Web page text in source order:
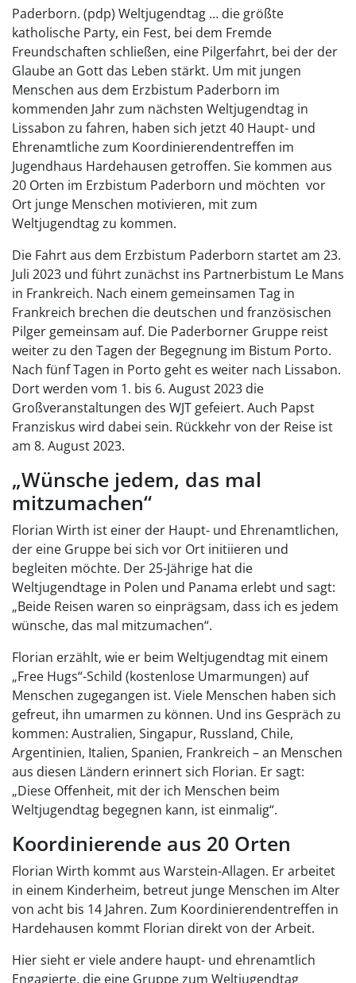
Paderborn. (pdp) Weltjugendtag … die größte
katholische Party, ein Fest, bei dem Fremde
Freundschaften schließen, eine Pilgerfahrt, bei der der
Glaube an Gott das Leben stärkt. Um mit jungen
Menschen aus dem Erzbistum Paderborn im
kommenden Jahr zum nächsten Weltjugendtag in
Lissabon zu fahren, haben sich jetzt 40 Haupt- und
Ehrenamtliche zum Koordinierendentreffen im
Jugendhaus Hardehausen getroffen. Sie kommen aus
20 Orten im Erzbistum Paderborn und möchten vor
Ort junge Menschen motivieren, mit zum
Weltjugendtag zu kommen.
Die Fahrt aus dem Erzbistum Paderborn startet am 23.
Juli 2023 und führt zunächst ins Partnerbistum Le Mans
in Frankreich. Nach einem gemeinsamen Tag in
Frankreich brechen die deutschen und französischen
Pilger gemeinsam auf. Die Paderborner Gruppe reist
weiter zu den Tagen der Begegnung im Bistum Porto.
Nach fünf Tagen in Porto geht es weiter nach Lissabon.
Dort werden vom 1. bis 6. August 2023 die
Großveranstaltungen des WJT gefeiert. Auch Papst
Franziskus wird dabei sein. Rückkehr von der Reise ist
am 8. August 2023.
„Wünsche jedem, das mal
mitzumachen“
Florian Wirth ist einer der Haupt- und Ehrenamtlichen,
der eine Gruppe bei sich vor Ort initiieren und
begleiten möchte. Der 25-Jährige hat die
Weltjugendtage in Polen und Panama erlebt und sagt:
„Beide Reisen waren so einprägsam, dass ich es jedem
wünsche, das mal mitzumachen“.
Florian erzählt, wie er beim Weltjugendtag mit einem
„Free Hugs“-Schild (kostenlose Umarmungen) auf
Menschen zugegangen ist. Viele Menschen haben sich
gefreut, ihn umarmen zu können. Und ins Gespräch zu
kommen: Australien, Singapur, Russland, Chile,
Argentinien, Italien, Spanien, Frankreich – an Menschen
aus diesen Ländern erinnert sich Florian. Er sagt:
„Diese Offenheit, mit der ich Menschen beim
Weltjugendtag begegnen kann, ist einmalig“.
Koordinierende aus 20 Orten
Florian Wirth kommt aus Warstein-Allagen. Er arbeitet
in einem Kinderheim, betreut junge Menschen im Alter
von acht bis 14 Jahren. Zum Koordinierendentreffen in
Hardehausen kommt Florian direkt von der Arbeit.
Hier sieht er viele andere haupt- und ehrenamtlich
Engagierte, die eine Gruppe zum Weltjugendtag